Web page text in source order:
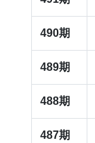
490期
489期
488期
487期